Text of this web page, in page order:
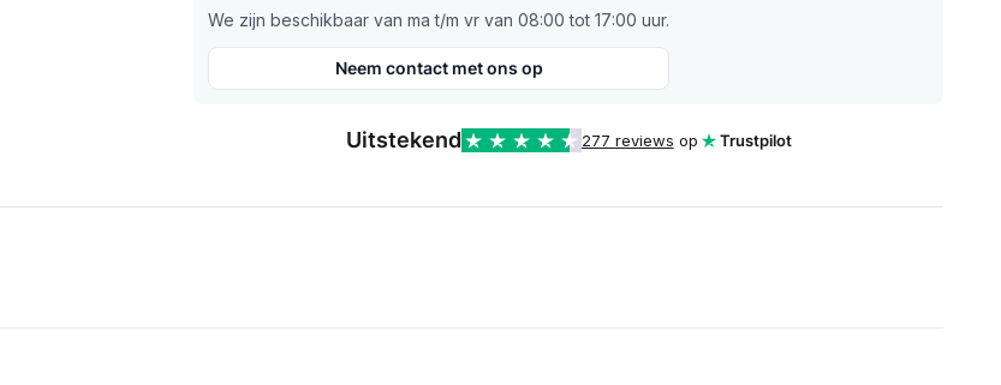
We zijn beschikbaar van ma t/m vr van 08:00 tot 17:00 uur.
Neem contact met ons op
Uitstekend 277 reviews op Trustpilot